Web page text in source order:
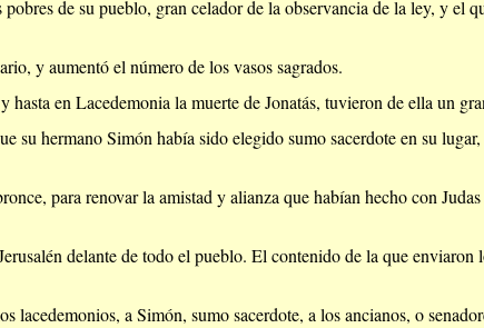
de su pueblo, gran celador de la observancia de la ley, y el
y aumentó el número de los vasos sagrados.
hasta en Lacedemonia la muerte de Jonatás, tuvieron de ella un
su hermano Simón había sido elegido sumo sacerdote en su
para renovar la amistad y alianza que habían hecho con
delante de todo el pueblo. El contenido de la que enviaron
lacedemonios, a Simón, sumo sacerdote, a los ancianos, o